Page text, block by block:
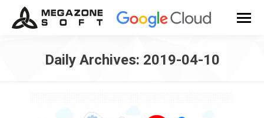
Daily Archives: 2019-04-10